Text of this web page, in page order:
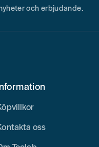
och erbjudande.
oss